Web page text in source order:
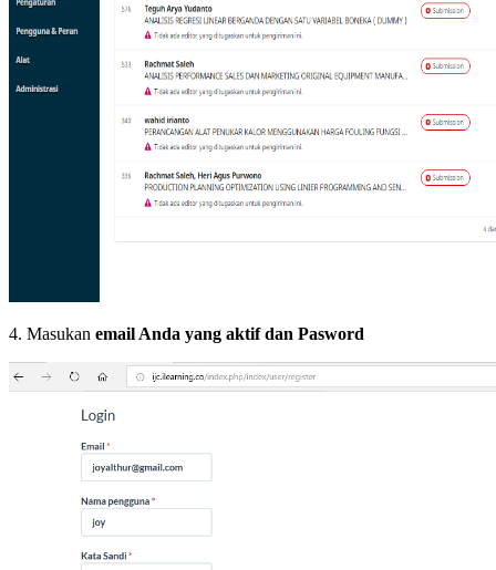
4. Masukan email Anda yang aktif dan Pasword